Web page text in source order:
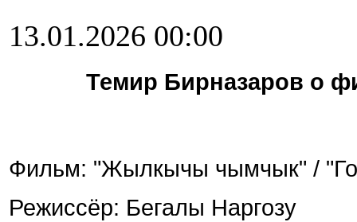
13.01.2026 00:00
Темир Бирназаров о
Фильм: "Жылкычы чымчык" /
Режиссёр: Бегалы Наргозу